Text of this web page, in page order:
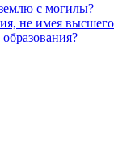
с могилы?
не имея высшего